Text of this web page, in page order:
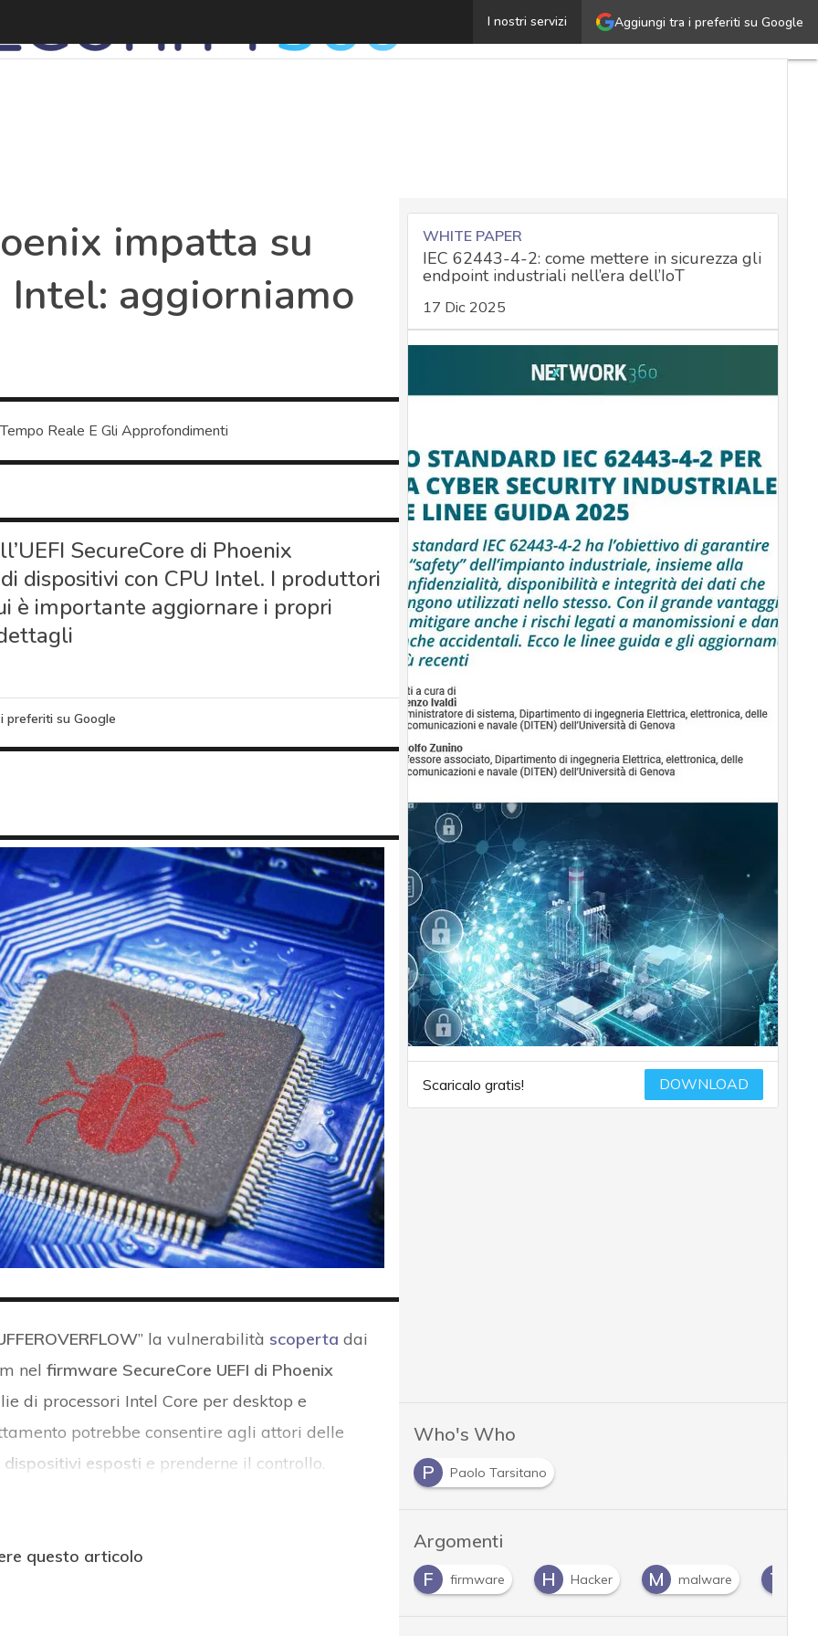
Aggiungi tra i preferiti su Google
I nostri servizi
Bug nell’UEFI di Phoenix impatta su dispositivi con
impatta su
aggiorniamo
Reale E Gli Approfondimenti
SecureCore di Phoenix
dispositivi con CPU Intel. I produttori
è importante aggiornare i propri
preferiti su Google
” la vulnerabilità scoperta dai
nel firmware SecureCore UEFI di Phoenix
di processori Intel Core per desktop e
potrebbe consentire agli attori delle
dispositivi esposti e prenderne il controllo.
questo articolo
WHITE PAPER
IEC 62443-4-2: come mettere in sicurezza gli
endpoint industriali nell’era dell’IoT
17 Dic 2025
Scaricalo gratis! DOWNLOAD
Who's Who
P
Paolo Tarsitano
Argomenti
F firmware H Hacker M malware T